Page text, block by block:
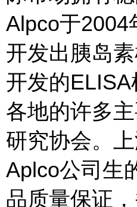
Alpco于2004
开发出胰岛
开发的
各地的许多
研究协会。
Aplco公司生
品质量保证